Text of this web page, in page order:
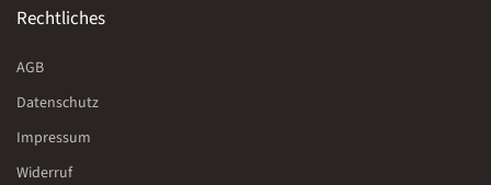
Rechtliches
AGB
Datenschutz
Impressum
Widerruf